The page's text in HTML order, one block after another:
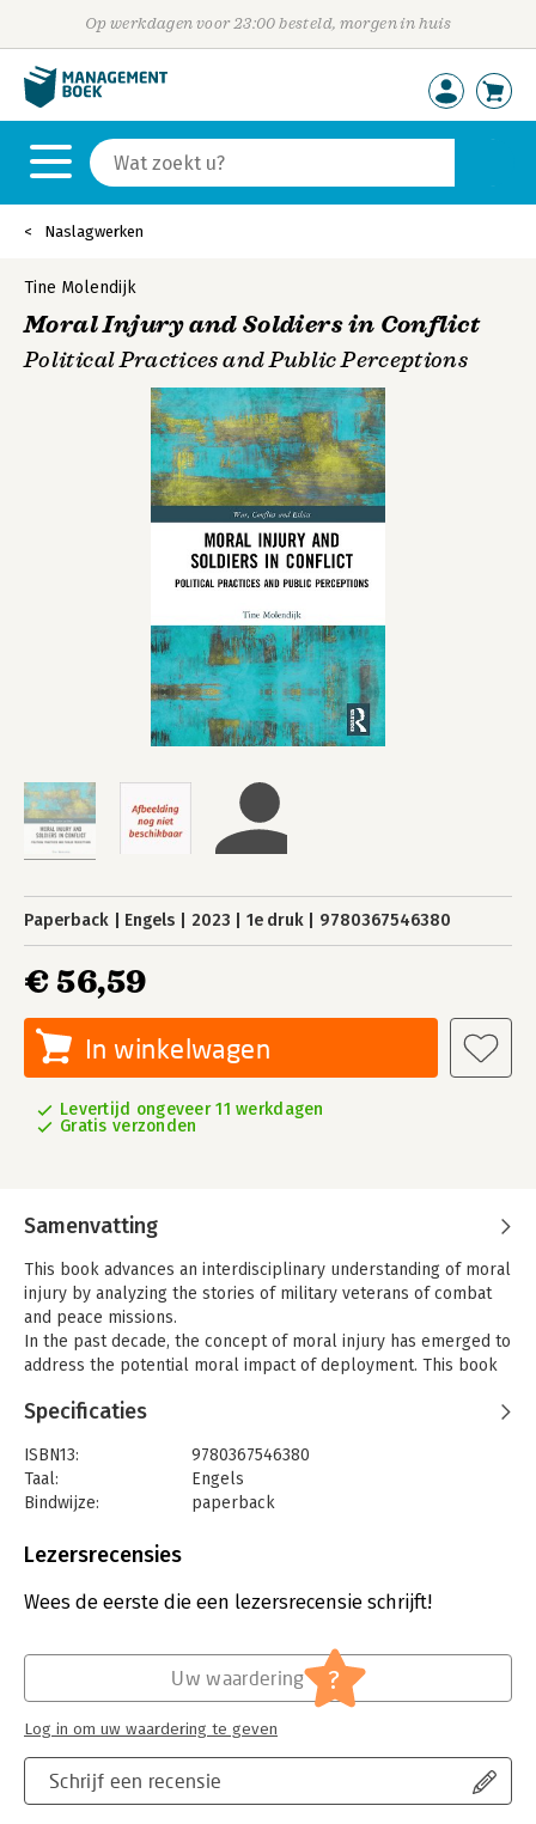
Op werkdagen voor 23:00 besteld, morgen in huis
Naslagwerken
Tine Molendijk
Moral Injury and Soldiers in Conflict
Political Practices and Public Perceptions
Paperback Engels 2023 1e druk 9780367546380
€ 56,59
In winkelwagen
Levertijd ongeveer 11 werkdagen
Gratis verzonden
Samenvatting
This book advances an interdisciplinary understanding of moral
injury by analyzing the stories of military veterans of combat
and peace missions.
In the past decade, the concept of moral injury has emerged to
address the potential moral impact of deployment. This book
injury while, at the same time, critically evaluating the
compassionate picture of the moral impact of soldiers’
deployment experience and the role of political practices and
public perceptions in moral injury. It does so by drawing on
deployed to Bosnia (Srebrenica) and Afghanistan, and analyzing
theology and social sciences. Ultimately, this book advances
of moral injury and contributes to practical efforts aimed at its
This book will be of much interest to students of ethics and
war, cultural anthropology, conflict studies and international
Specificaties
ISBN13:
9780367546380
Taal:
Engels
Bindwijze:
paperback
Uitgever:
Verschijningsdatum:
31-5-2023
War, Conflict and Ethics
Lezersrecensies
Wees de eerste die een lezersrecensie schrijft!
Schrijf een recensie
Uw waardering ?
Log in om uw waardering te geven